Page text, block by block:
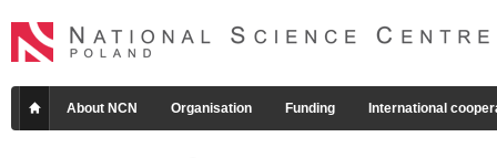
About NCN Organisation Funding International